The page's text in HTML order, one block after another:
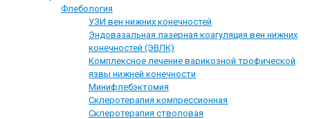
Флебология
УЗИ вен нижних конечностей
Эндовазальная лазерная коагуляция вен нижних
конечностей (ЭВЛК)
Комплексное лечение варикозной трофической
язвы нижней конечности
Минифлебэктомия
Склеротерапия компрессионная
Склеротерапия стволовая